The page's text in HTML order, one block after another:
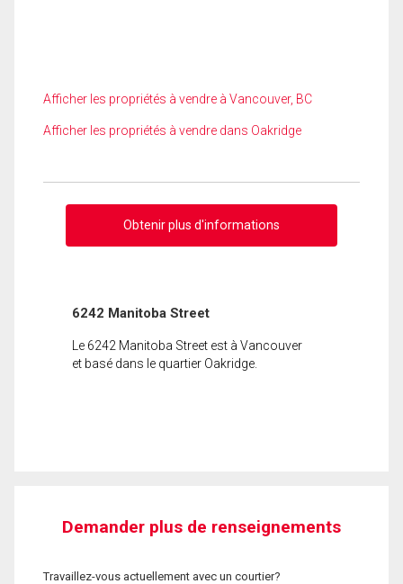
Afficher les propriétés à vendre à Vancouver, BC
Afficher les propriétés à vendre dans Oakridge
Obtenir plus d'informations
6242 Manitoba Street
Le 6242 Manitoba Street est à Vancouver
et basé dans le quartier Oakridge.
Demander plus de renseignements
Travaillez-vous actuellement avec un courtier?